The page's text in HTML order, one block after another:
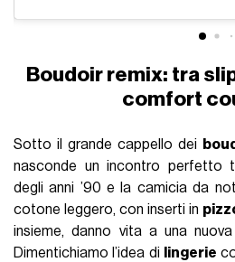
Boudoir remix: tra
comfort
Sotto il grande cappello dei
nasconde un incontro perfetto
degli anni ’90 e la camicia da
cotone leggero, con inserti in
insieme, danno vita a una
Dimentichiamo l’idea di
lingerie